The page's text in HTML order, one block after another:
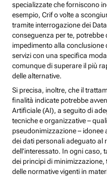
specializzate che forniscono
esempio, Crif o volte a
tramite interrogazione dei
conseguenza per te, potrebbe
impedimento alla conclusione
servizi con una specifica
comunque di superare il più
delle alternative.
Si precisa, inoltre, che il
finalità indicate potrebbe
Artificiale (AI), a seguito di
tecniche e organizzative –
pseudonimizzazione – idonee
dei dati personali adeguato al
dell’interessato. In ogni caso,
dei principi di
delle normative vigenti in